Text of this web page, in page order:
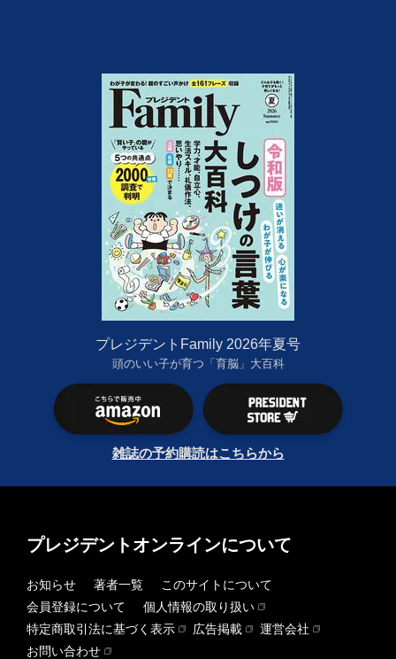
プレジデントFamily 2026年夏号
頭のいい子が育つ「育脳」大百科
雑誌の予約購読はこちらから
プレジデントオンラインについて
お知らせ 著者一覧
このサイトについて
会員登録について
個人情報の取り扱い
特定商取引法に基づく表示
広告掲載
運営会社
お問い合わせ